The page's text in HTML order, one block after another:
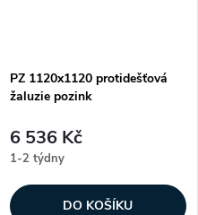
PZ 1120x1120 protidešťová
žaluzie pozink
6 536 Kč
1-2 týdny
DO KOŠÍKU